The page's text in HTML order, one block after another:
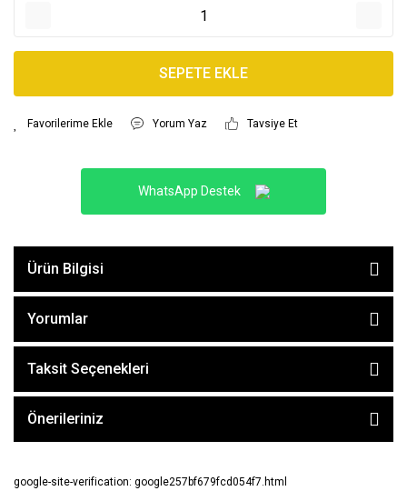
SEPETE EKLE
Yorum Yaz Tavsiye Et
WhatsApp Destek
Ürün Bilgisi
Yorumlar
Taksit Seçenekleri
Önerileriniz
google-site-verification: google257bf679fcd054f7.html